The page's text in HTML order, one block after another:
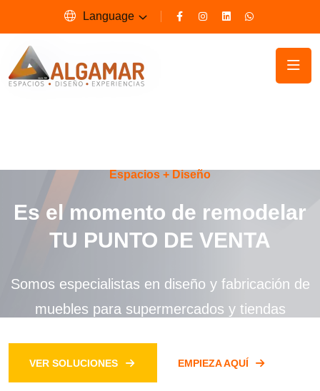
Language
Espacios + Diseño
Es el momento de remodelar
TU PUNTO DE VENTA
Somos especialistas en diseño y fabricación de
muebles para supermercados y tiendas
VER SOLUCIONES EMPIEZA AQUÍ